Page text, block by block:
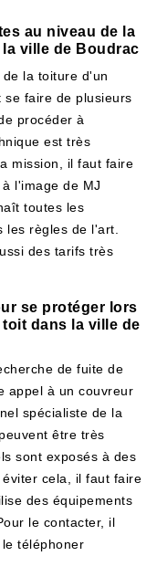
au niveau de la
ville de Boudrac
la toiture d'un
se faire de plusieurs
procéder à
est très
mission, il faut faire
l'image de MJ
toutes les
les règles de l'art.
des tarifs très
se protéger lors
dans la ville de
de fuite de
appel à un couvreur
spécialiste de la
être très
sont exposés à des
cela, il faut faire
des équipements
le contacter, il
téléphoner